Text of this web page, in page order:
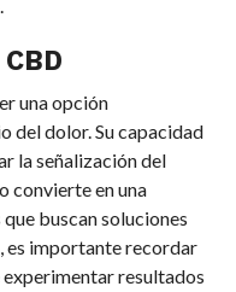
una opción
del dolor. Su capacidad
la señalización del
convierte en una
buscan soluciones
es importante recordar
experimentar resultados